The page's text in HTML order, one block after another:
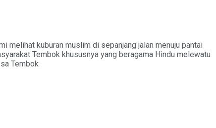
melihat kuburan muslim di sepanjang jalan menuju pantai
Tembok khususnya yang beragama Hindu melewatu
Tembok